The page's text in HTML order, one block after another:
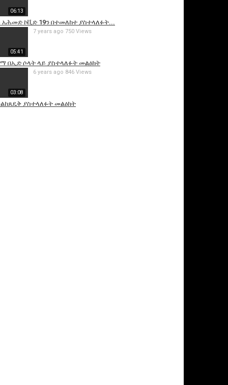
06:13
ኮቪድ 19ን በተመለከተ ያስተላለፉት...
05:41
በኢድ ሶላት ላይ ያስተላለፉት መልዕክት
7 years ago 750 Views
03:08
ያስተላለፉት መልዕክት
6 years ago 846 Views